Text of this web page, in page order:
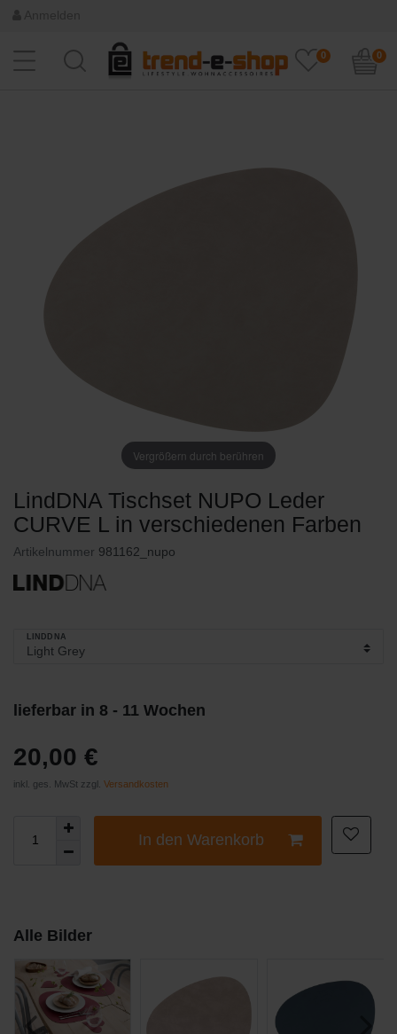
0 0
Vergrößern durch berühren
LindDNA Tischset NUPO Leder
CURVE L in verschiedenen Farben
Artikelnummer 981162_nupo
LINDDNA
lieferbar in 8 - 11 Wochen
20,00 €
inkl. ges. MwSt zzgl. Versandkosten
In den Warenkorb
Alle Bilder